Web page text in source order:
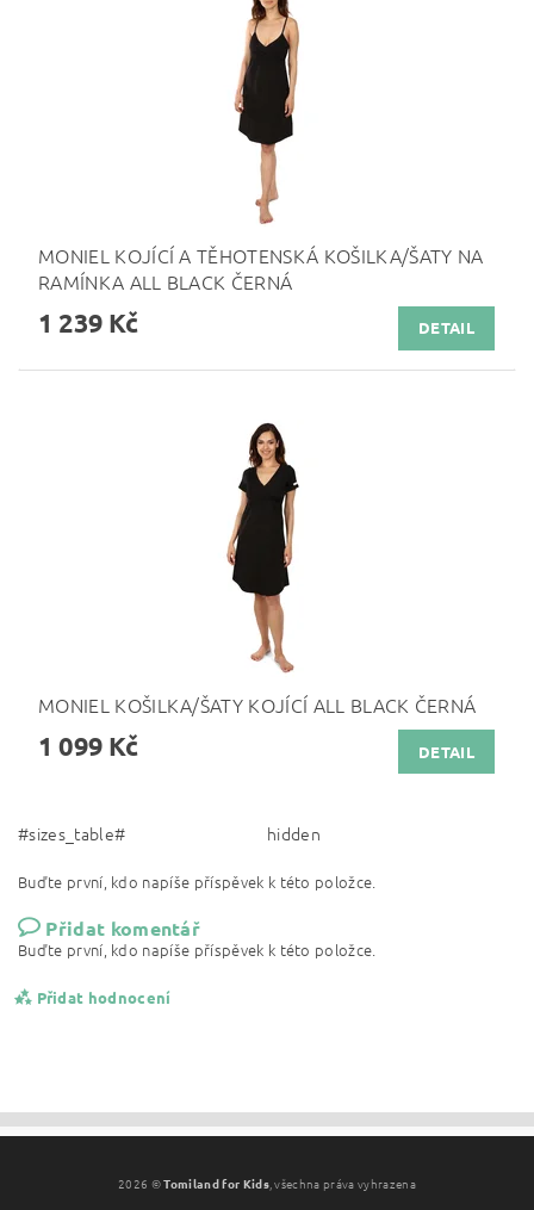
MONIEL KOJÍCÍ A TĚHOTENSKÁ KOŠILKA/ŠATY NA
RAMÍNKA ALL BLACK ČERNÁ
1 239 Kč DETAIL
MONIEL KOŠILKA/ŠATY KOJÍCÍ ALL BLACK ČERNÁ
1 099 Kč DETAIL
#sizes_table# hidden
Buďte první, kdo napíše příspěvek k této položce.
Přidat komentář
Buďte první, kdo napíše příspěvek k této položce.
Přidat hodnocení
2026 ©Tomiland for Kids, všechna práva vyhrazena